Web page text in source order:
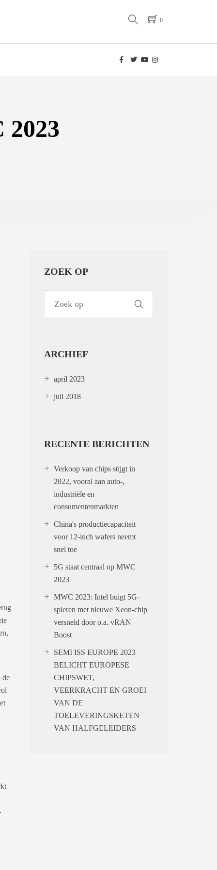
0
2023
de
ZOEK OP
ARCHIEF
april 2023
juli 2018
RECENTE BERICHTEN
Verkoop van chips stijgt in
2022, vooral aan auto-,
industriële en
consumentenmarkten
China's productiecapaciteit
voor 12-inch wafers neemt
snel toe
5G staat centraal op MWC
2023
MWC 2023: Intel buigt 5G-
spieren met nieuwe Xeon-chip
versneld door o.a. vRAN
Boost
SEMI ISS EUROPE 2023
BELICHT EUROPESE
CHIPSWET,
VEERKRACHT EN GROEI
VAN DE
TOELEVERINGSKETEN
VAN HALFGELEIDERS